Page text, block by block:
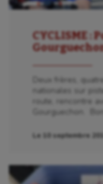
CYCLISME :
Deux frères,
nationales sur
route, rencontre
Gourguechon.
Le 10 septembre